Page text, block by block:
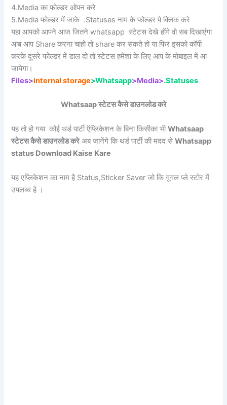
4.Media का फोल्डर ओपन करे
5.Media फोल्डर में जाके .Statuses नाम के फोल्डर पे क्लिक करे
यहा आपको आपने आज जितने whatsapp स्टेटस देखे होंगे वो सब दिखाएंगा
आब आप Share करना चाहो तो share कर सकते हो या फिर इसको कॉपी
करके दूसरे फोल्डर में डाल दो तो स्टेटस हमेशा के लिए आप के मोबाइल में आ
जायेगा।
Files>internal storage>Whatsapp>Media>.Statuses
Whatsaap स्टेटस कैसे डाउनलोड करे
यह तो हो गया कोई थर्ड पार्टी ऍप्लिकेशन के बिना किसीका भीWhatsaap
स्टेटस कैसे डाउनलोड करेअब जानेंगे कि थर्ड पार्टी की मदद सेWhatsapp
status Download Kaise Kare
यह एप्लिकेशन का नाम है Status,Sticker Saver जो कि गूगल प्ले स्टोर में
उपलब्ध है ।